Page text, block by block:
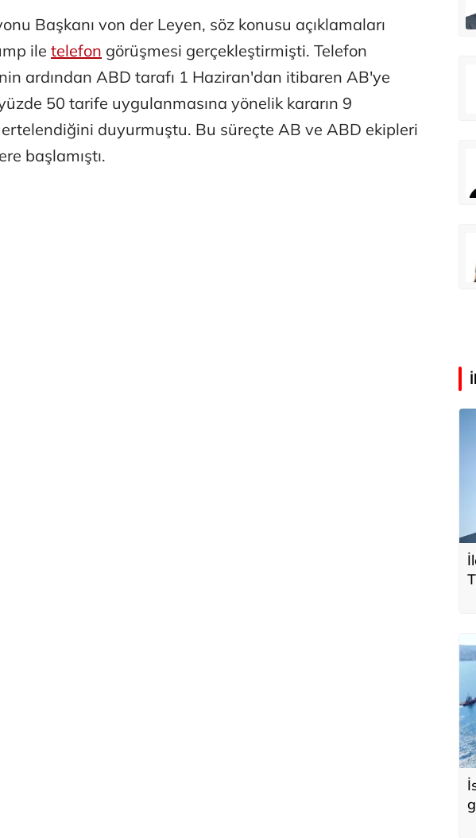
Başkanı von der Leyen, söz konusu açıklamaları
ile telefon görüşmesi gerçekleştirmişti. Telefon
ardından ABD tarafı 1 Haziran'dan itibaren AB'ye
50 tarife uygulanmasına yönelik kararın 9
duyurmuştu. Bu süreçte AB ve ABD ekipleri
başlamıştı.
Ali Eyüboğlu